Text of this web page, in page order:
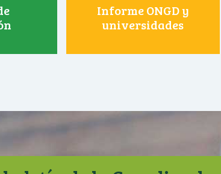
Informe ONGD y
universidades